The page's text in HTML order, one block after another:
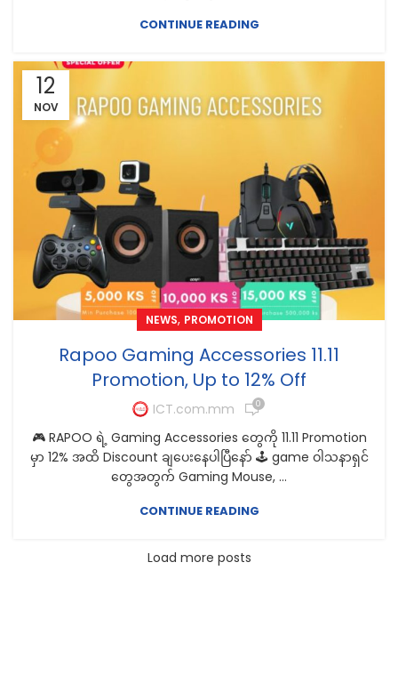
CONTINUE READING
12
NOV
NEWS, PROMOTION
Rapoo Gaming Accessories 11.11
Promotion, Up to 12% Off
ICT.com.mm 0
🎮 RAPOO ရဲ့ Gaming Accessories တွေကို 11.11 Promotion
မှာ 12% အထိ Discount ချပေးနေပါပြီနော် 🕹️ game ဝါသနာရှင်
တွေအတွက် Gaming Mouse, ...
CONTINUE READING
Load more posts